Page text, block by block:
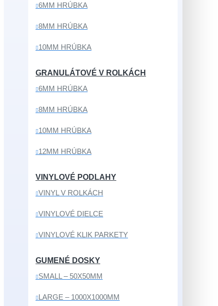
6MM HRÚBKA
8MM HRÚBKA
10MM HRÚBKA
GRANULÁTOVÉ V ROLKÁCH
6MM HRÚBKA
8MM HRÚBKA
10MM HRÚBKA
12MM HRÚBKA
VINYLOVÉ PODLAHY
VINYL V ROLKÁCH
VINYLOVÉ DIELCE
VINYLOVÉ KLIK PARKETY
GUMENÉ DOSKY
SMALL – 50X50MM
LARGE – 1000X1000MM